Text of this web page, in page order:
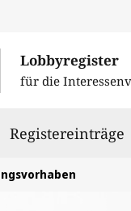
Lobbyregister
für die
Registereinträge